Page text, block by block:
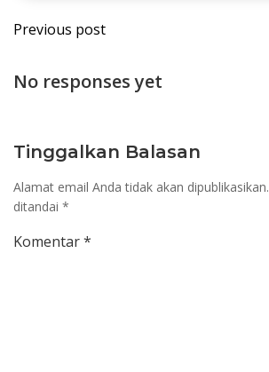
Post
navigation
Previous post
No responses yet
Tinggalkan Balasan
Alamat email Anda tidak akan dipublikasikan.
ditandai *
Komentar*